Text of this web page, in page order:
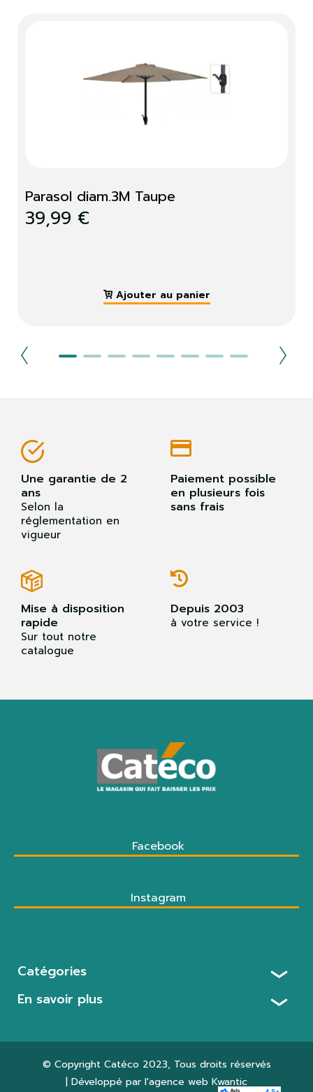
Parasol diam.3M Taupe
39,99 €
Ajouter au panier
Une garantie de 2
ans
Selon la
réglementation en
vigueur
Paiement possible
en plusieurs fois
sans frais
Mise à disposition
rapide
Sur tout notre
catalogue
Depuis 2003
à votre service !
Facebook
Instagram
Catégories
En savoir plus
© Copyright Catéco 2023, Tous droits réservés
| Développé par l'agence web Kwantic